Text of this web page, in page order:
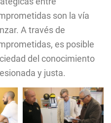
son la vía
A través de
es posible
del conocimiento
y justa.